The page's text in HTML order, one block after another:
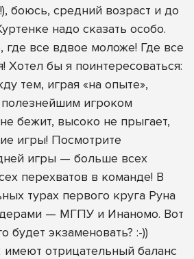
боюсь, средний возраст и до
надо сказать особо.
где все вдвое моложе! Где все
Хотел бы я поинтересоваться:
тем, играя «на опыте»,
полезнейшим игроком
бежит, высоко не прыгает,
игры! Посмотрите
игры — больше всех
перехватов в команде! В
турах первого круга Руна
— МГПУ и Инаномо. Вот
будет экзаменовать? :-))
отрицательный баланс